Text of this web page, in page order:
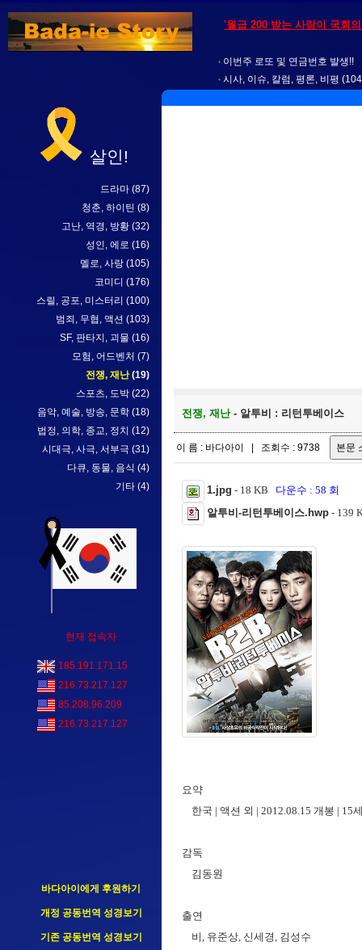
'월급 200 받는 사람이 국회
이번주 로또 및 연금번호 발생!!
시사, 이슈, 칼럼, 평론, 비평
살인!
드라마 (87)
청춘, 하이틴 (8)
고난, 역경, 방황 (32)
성인, 에로 (16)
멜로, 사랑 (105)
코미디 (176)
스릴, 공포, 미스터리 (100)
범죄, 무협, 액션 (103)
SF, 판타지, 괴물 (16)
모험, 어드벤처 (7)
전쟁, 재난 (19)
스포츠, 도박 (22)
음악, 예술, 방송, 문학 (18)
법정, 의학, 종교, 정치 (12)
시대극, 사극, 서부극 (31)
다큐, 동물, 음식 (4)
기타 (4)
현재 접속자
185.191.171.15
216.73.217.127
85.208.96.209
216.73.217.127
바다아이에게 후원하기
개정 공동번역 성경보기
기존 공동번역 성경보기
전쟁, 재난- 알투비 : 리턴투베이스
이 름 : 바다아이 | 조회수 : 9738
1.jpg - 18 KB 다운수 : 58 회
알투비-리턴투베이스.hwp - 139
요약
한국 | 액션 외 | 2012.08.15 개봉 | 15
감독
김동원
출연
비, 유준상, 신세경, 김성수